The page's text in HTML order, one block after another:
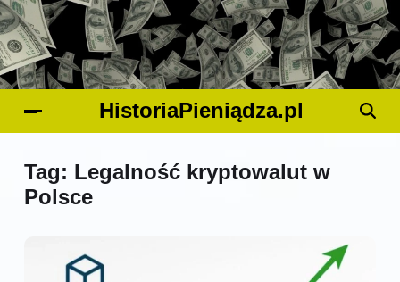
HistoriaPieniądza.pl
Tag: Legalność kryptowalut w
Polsce